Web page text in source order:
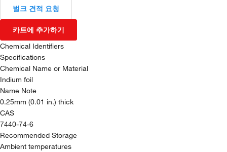
벌크 견적 요청
카트에 추가하기
Chemical Identifiers
Specifications
Chemical Name or Material
Indium foil
Name Note
0.25mm (0.01 in.) thick
CAS
7440-74-6
Recommended Storage
Ambient temperatures